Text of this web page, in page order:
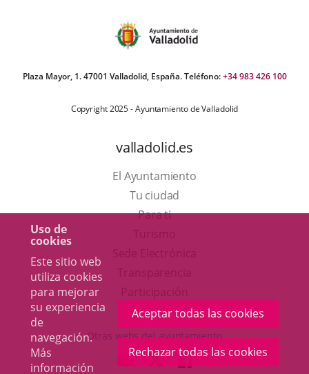
Uso de
cookies
Este sitio web
utiliza cookies
para mejorar
su experiencia
de
navegación.
Más
información
Aceptar todas las cookies
Rechazar todas las cookies
Plaza Mayor, 1. 47001 Valladolid, España. Teléfono:+34 983 426 100
Copyright 2025 - Ayuntamiento de Valladolid
valladolid.es
El Ayuntamiento
Tu ciudad
Para ti
en
una
ventana
nueva.
aplicación
externa.
Otras webs del ayuntamiento
ENLACEENLACEENLACE